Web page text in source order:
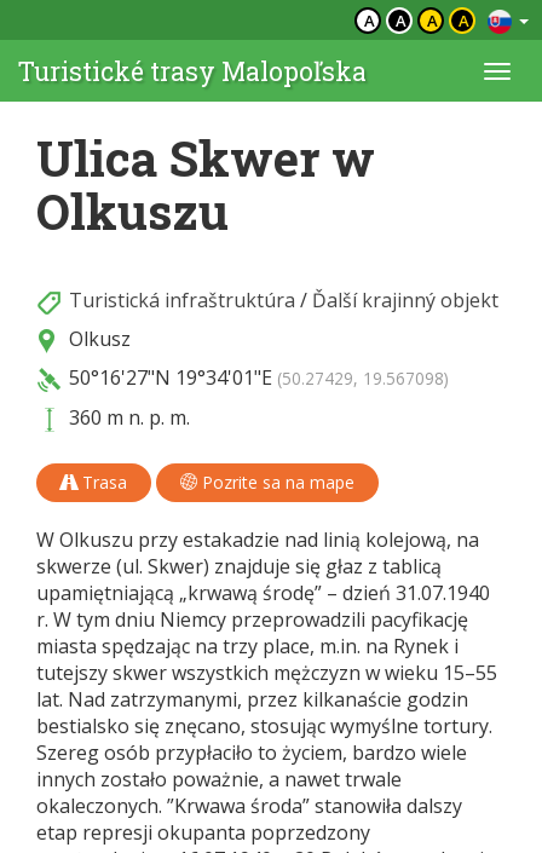
A A A A
Turistické trasy Malopoľska
Ulica Skwer w
Olkuszu
Turistická infraštruktúra / Ďalší krajinný objekt
Olkusz
50°16'27"N 19°34'01"E (50.27429, 19.567098)
360 m n. p. m.
Trasa Pozrite sa na mape
W Olkuszu przy estakadzie nad linią kolejową, na
skwerze (ul. Skwer) znajduje się głaz z tablicą
upamiętniającą „krwawą środę” – dzień 31.07.1940
r. W tym dniu Niemcy przeprowadzili pacyfikację
miasta spędzając na trzy place, m.in. na Rynek i
tutejszy skwer wszystkich mężczyzn w wieku 15–55
lat. Nad zatrzymanymi, przez kilkanaście godzin
bestialsko się znęcano, stosując wymyślne tortury.
Szereg osób przypłaciło to życiem, bardzo wiele
innych zostało poważnie, a nawet trwale
okaleczonych. ”Krwawa środa” stanowiła dalszy
etap represji okupanta poprzedzony